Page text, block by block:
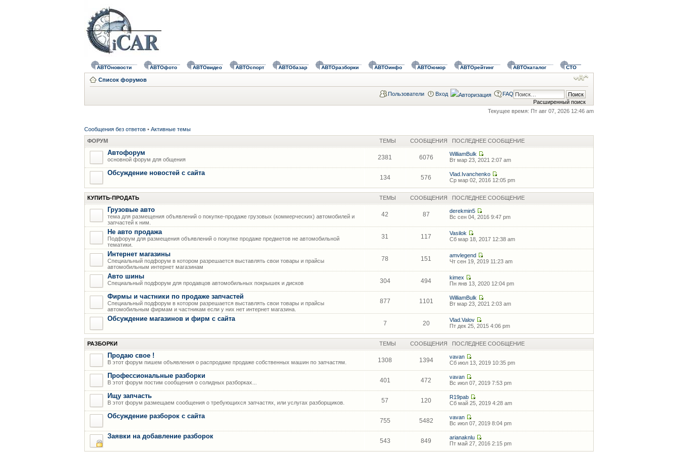
АВТОновости АВТОфото АВТОвидео АВТОспорт АВТОбазар АВТОразборки АВТОинфо АВТОюмор АВТОрейтинг АВТОкаталог СТО
Список форумов
Расширенный поиск
Пользователи Вход FAQ
Текущее время: Пт авг 07, 2026 12:46 am
Сообщения без ответов • Активные темы
ФОРУМ
ТЕМЫ СООБЩЕНИЯ ПОСЛЕДНЕЕ СООБЩЕНИЕ
Автофорум
основной форум для общения 2381 6076
WilliamBulk
Вт мар 23, 2021 2:07 am
Обсуждение новостей с сайта
134 576
Vlad.Ivanchenko
Ср мар 02, 2016 12:05 pm
КУПИТЬ-ПРОДАТЬ ТЕМЫ СООБЩЕНИЯ ПОСЛЕДНЕЕ СООБЩЕНИЕ
Грузовые авто
тема для размещения объявлений о покупке-продаже грузовых (коммерческих) автомобилей и
запчастей к ним.
42 87
derekmin5
Вс сен 04, 2016 9:47 pm
Не авто продажа
Подфорум для размещения объявлений о покупке продаже предметов не автомобильной
тематики.
31 117
Vasilok
Сб мар 18, 2017 12:38 am
Интернет магазины
Специальный подфорум в котором разрешается выставлять свои товары и прайсы
автомобильным интернет магазинам
78 151
amvlegend
Чт сен 19, 2019 11:23 am
Авто шины
Специальный подфорум для продавцов автомобильных покрышек и дисков 304 494
kimex
Пн янв 13, 2020 12:04 pm
Фирмы и частники по продаже запчастей
Специальный подфорум в котором разрешается выставлять свои товары и прайсы
автомобильным фирмам и частникам если у них нет интернет магазина.
877 1101
WilliamBulk
Вт мар 23, 2021 2:03 am
Обсуждение магазинов и фирм с сайта
7 20
Vlad.Valov
Пт дек 25, 2015 4:06 pm
РАЗБОРКИ ТЕМЫ СООБЩЕНИЯ ПОСЛЕДНЕЕ СООБЩЕНИЕ
Продаю свое !
В этот форум пишем объявления о распродаже продаже собственных машин по запчастям. 1308 1394
vavan
Сб июл 13, 2019 10:35 pm
Профессиональные разборки
В этот форум постим сообщения о солидных разборках... 401 472
vavan
Вс июл 07, 2019 7:53 pm
Ищу запчасть
В этот форум размещаем сообщения о требующихся запчастях, или услугах разборщиков. 57 120
R19pab
Сб май 25, 2019 4:28 am
Обсуждение разборок с сайта
755 5482
vavan
Вс июл 07, 2019 8:04 pm
Заявки на добавление разборок
543 849
arianaknlu
Пт май 27, 2016 2:15 pm